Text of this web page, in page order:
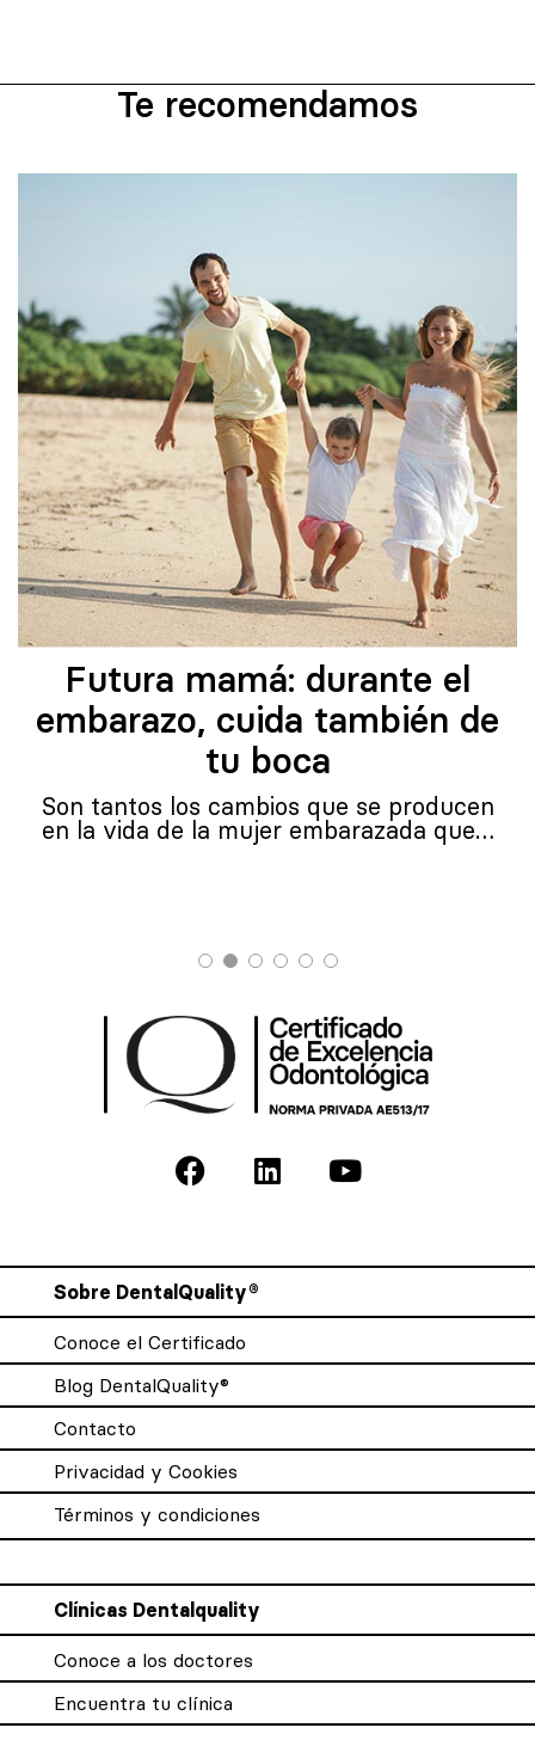
Te recomendamos
Futura mamá: durante el
embarazo, cuida también de
tu boca
Son tantos los cambios que se producen
en la vida de la mujer embarazada que…
Sobre DentalQuality®
Conoce el Certificado
Blog DentalQuality®
Contacto
Privacidad y Cookies
Términos y condiciones
Clínicas Dentalquality
Conoce a los doctores
Encuentra tu clínica